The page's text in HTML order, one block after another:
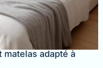
adapté à